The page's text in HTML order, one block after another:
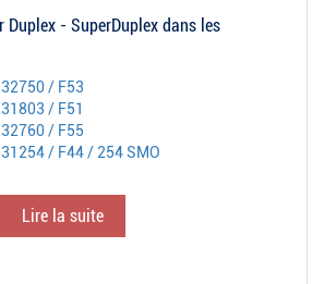
Duplex - SuperDuplex dans les
/ F53
/ F51
/ F55
/ F44 / 254 SMO
Lire la suite